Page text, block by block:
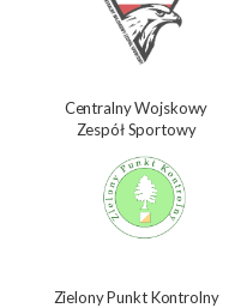
Centralny Wojskowy
Zespół Sportowy
Zielony Punkt Kontrolny